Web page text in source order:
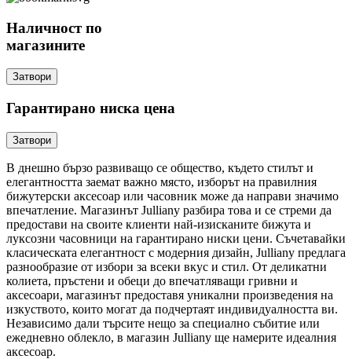
Наличност по
магазините
Затвори
Гарантирано ниска цена
Затвори
В днешно бързо развиващо се общество, където стилът и
елегантността заемат важно място, изборът на правилния
бижутерски аксесоар или часовник може да направи значимо
впечатление. Магазинът Julliany разбира това и се стреми да
предостави на своите клиенти най-изисканите бижута и
луксозни часовници на гарантирано ниски цени. Съчетавайки
класическата елегантност с модерния дизайн, Julliany предлага
разнообразие от избори за всеки вкус и стил. От деликатни
колиета, пръстени и обеци до впечатляващи гривни и
аксесоари, магазинът предоставя уникални произведения на
изкуството, които могат да подчертаят индивидуалността ви.
Независимо дали търсите нещо за специално събитие или
ежедневно облекло, в магазин Julliany ще намерите идеалния
аксесоар.